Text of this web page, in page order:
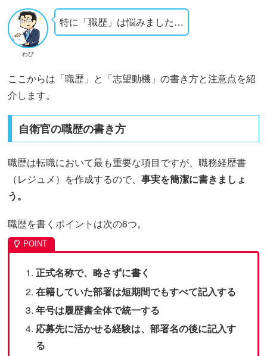
わび
特に「職歴」は悩みました…
ここからは「職歴」と「志望動機」の書き方と注意点を紹
介します。
自衛官の職歴の書き方
職歴は転職において最も重要な項目ですが、職務経歴書
（レジュメ）を作成するので、事実を簡潔に書きましょ
う。
職歴を書くポイントは次の6つ。
正式名称で、略さずに書く
在籍していた部署は短期間でもすべて記入する
年号は履歴書全体で統一する
応募先に活かせる経験は、部署名の後に記入す
る